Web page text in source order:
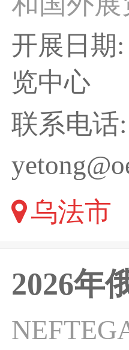
之内油
斯联邦
业度与
天然气
一堂，
及环保
开展日期
览中心
联系电话
乌法市
2026年